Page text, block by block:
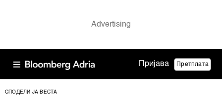
Пријава Претплата
СПОДЕЛИ ЈА ВЕСТА